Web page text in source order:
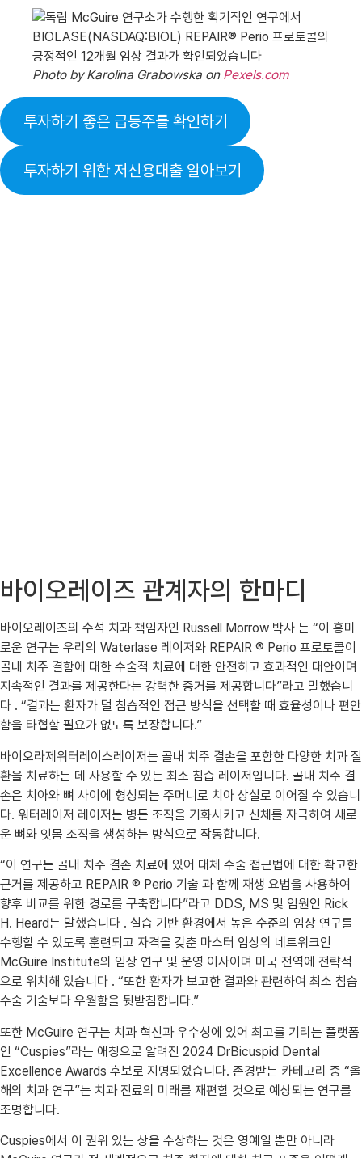
Photo by Karolina Grabowska on Pexels.com
투자하기 좋은 급등주를 확인하기
투자하기 위한 저신용대출 알아보기
바이오레이즈 관계자의 한마디
바이오레이즈의 수석 치과 책임자인 Russell Morrow 박사 는 “이 흥미
로운 연구는 우리의 Waterlase 레이저와 REPAIR ® Perio 프로토콜이
골내 치주 결함에 대한 수술적 치료에 대한 안전하고 효과적인 대안이며
지속적인 결과를 제공한다는 강력한 증거를 제공합니다”라고 말했습니
다 . “결과는 환자가 덜 침습적인 접근 방식을 선택할 때 효율성이나 편안
함을 타협할 필요가 없도록 보장합니다.”
바이오라제워터레이스레이저는 골내 치주 결손을 포함한 다양한 치과 질
환을 치료하는 데 사용할 수 있는 최소 침습 레이저입니다. 골내 치주 결
손은 치아와 뼈 사이에 형성되는 주머니로 치아 상실로 이어질 수 있습니
다. 워터레이저 레이저는 병든 조직을 기화시키고 신체를 자극하여 새로
운 뼈와 잇몸 조직을 생성하는 방식으로 작동합니다.
“이 연구는 골내 치주 결손 치료에 있어 대체 수술 접근법에 대한 확고한
근거를 제공하고 REPAIR ® Perio 기술 과 함께 재생 요법을 사용하여
향후 비교를 위한 경로를 구축합니다”라고 DDS, MS 및 임원인 Rick
H. Heard는 말했습니다 . 실습 기반 환경에서 높은 수준의 임상 연구를
수행할 수 있도록 훈련되고 자격을 갖춘 마스터 임상의 네트워크인
McGuire Institute의 임상 연구 및 운영 이사이며 미국 전역에 전략적
으로 위치해 있습니다 . “또한 환자가 보고한 결과와 관련하여 최소 침습
수술 기술보다 우월함을 뒷받침합니다.”
또한 McGuire 연구는 치과 혁신과 우수성에 있어 최고를 기리는 플랫폼
인 “Cuspies”라는 애칭으로 알려진 2024 DrBicuspid Dental
Excellence Awards 후보로 지명되었습니다. 존경받는 카테고리 중 “올
해의 치과 연구”는 치과 진료의 미래를 재편할 것으로 예상되는 연구를
조명합니다.
Cuspies에서 이 권위 있는 상을 수상하는 것은 영예일 뿐만 아니라